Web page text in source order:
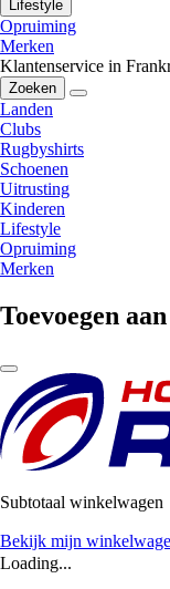
Lifestyle
Opruiming
Merken
Klantenservice in
Zoeken
Landen
Clubs
Rugbyshirts
Schoenen
Uitrusting
Kinderen
Lifestyle
Opruiming
Merken
Toevoegen
Subtotaal winkelwagen
Bekijk mijn
Loading...